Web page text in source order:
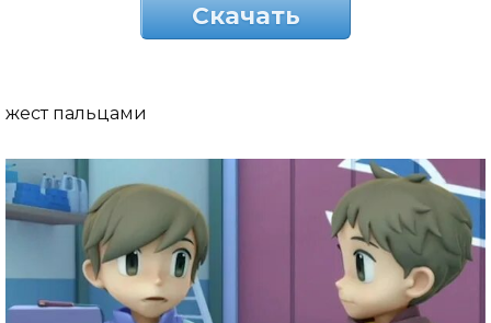
Скачать
жест пальцами